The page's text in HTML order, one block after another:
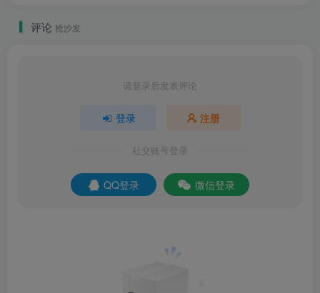
评论 抢沙发
请登录后发表评论
登录 注册
社交账号登录
QQ登录 微信登录